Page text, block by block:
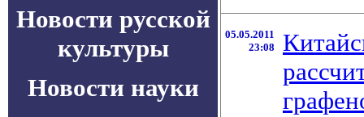
Новости русской
культуры
Новости науки
05.05.2011
23:08